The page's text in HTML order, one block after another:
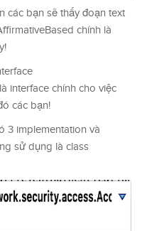
các bạn sẽ thấy đoạn text
chính là
interface chính cho việc
các bạn!
3 implementation và
sử dụng là class